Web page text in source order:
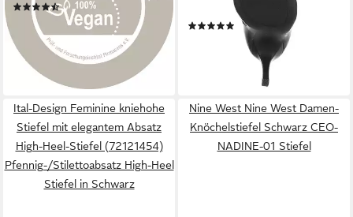
(865)
ab 56,02 €
lieferbar - in 1-2 Werktagen bei dir
(90542889)
Pfennig-/Stilettoabsatz
Stiefeletten in Schwarz
(4)
UVP64,99 €
lieferbar - in 2-3 Werktagen bei dir
Ital-Design Feminine kniehohe
Stiefel mit elegantem Absatz
High-Heel-Stiefel (72121454)
Pfennig-/Stilettoabsatz High-Heel
Stiefel in Schwarz
Nine West Nine West Damen-
Knöchelstiefel Schwarz CEO-
NADINE-01 Stiefel